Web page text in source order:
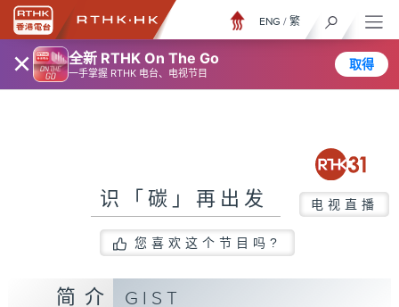
× 全新 RTHK On The Go
一手掌握 RTHK 电台、电视节目
取得
ENG / 繁
识「碳」再出发 电视直播
您喜欢这个节目吗?
简介 GIST